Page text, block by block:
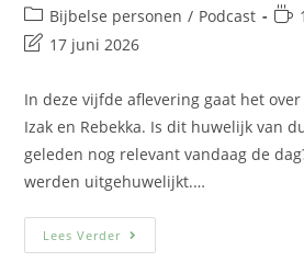
Bijbelse personen / Podcast
17 juni 2026
In deze vijfde aflevering gaat het
Izak en Rebekka. Is dit huwelijk van
geleden nog relevant vandaag de
werden uitgehuwelijkt.…
Lees Verder